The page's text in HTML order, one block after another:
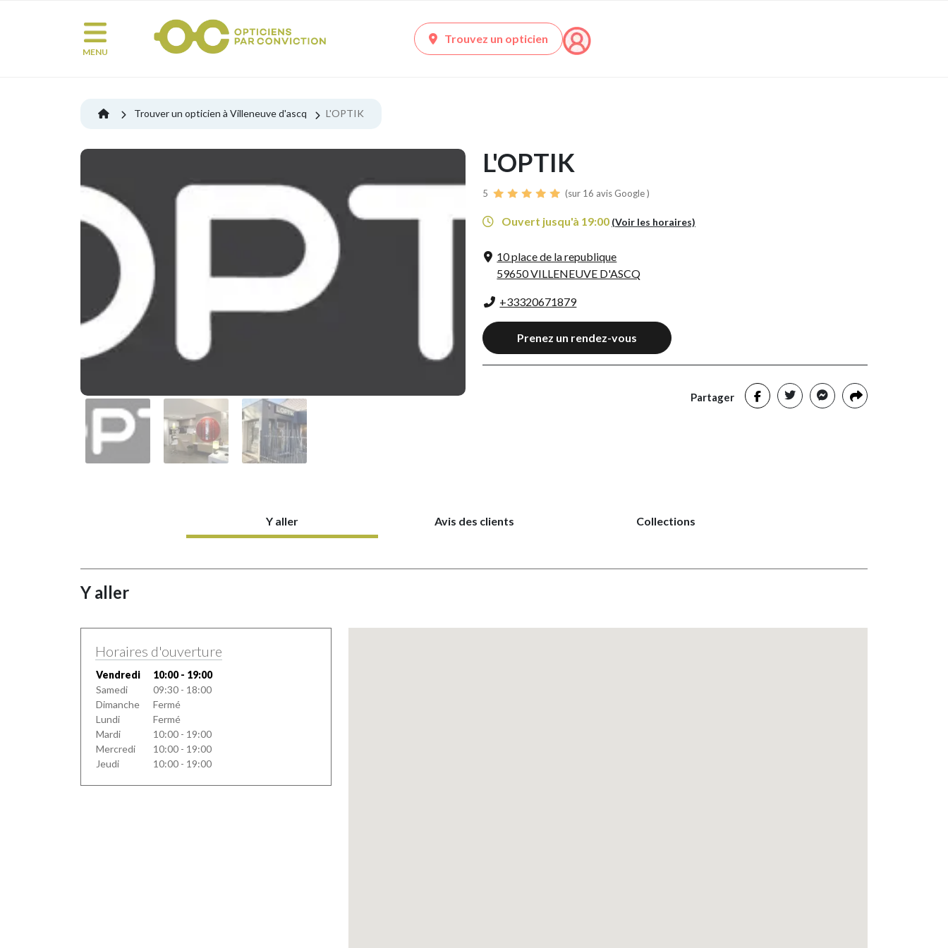
MENU
Trouvez un opticien
Trouver un opticien à Villeneuve d'ascq L'OPTIK
L'OPTIK
5 (sur 16 avis Google )
Ouvert jusqu'à 19:00 (Voir les horaires)
10 place de la republique
59650 VILLENEUVE D'ASCQ
+33320671879
Prenez un rendez-vous
Partager
Y aller Avis des clients Collections
Y aller
Horaires d'ouverture
Vendredi
10:00 - 19:00
Samedi
09:30 - 18:00
Dimanche
Fermé
Lundi
Fermé
Mardi
10:00 - 19:00
Mercredi
10:00 - 19:00
Jeudi
10:00 - 19:00